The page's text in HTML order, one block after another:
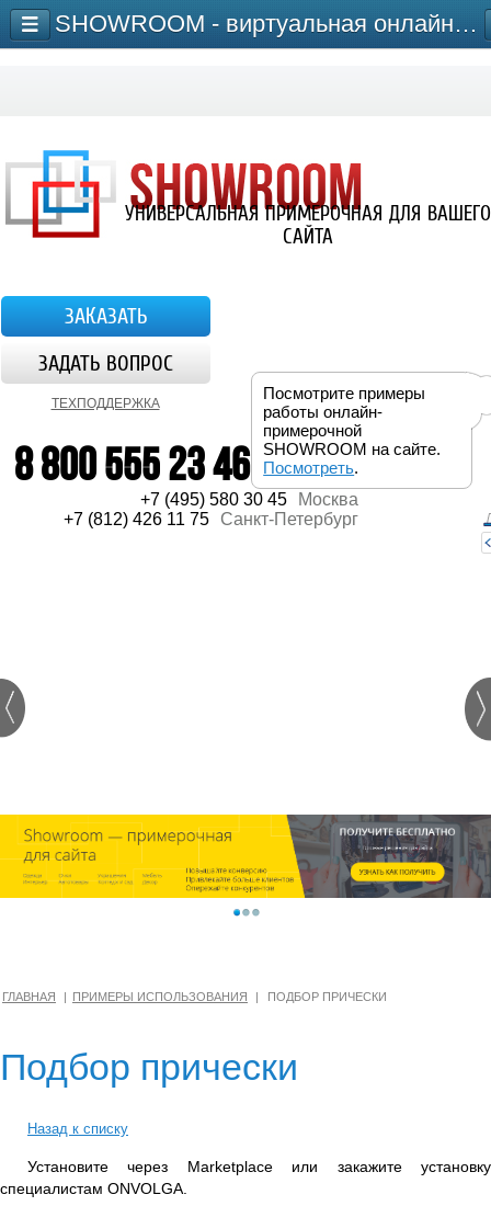
Посмотрите примеры
работы онлайн-
примерочной
SHOWROOM на сайте.
Посмотреть.
УНИВЕРСАЛЬНАЯ ПРИМЕРОЧНАЯ ДЛЯ ВАШЕГО
САЙТА
ЗАКАЗАТЬ
ЗАДАТЬ ВОПРОС
ТЕХПОДДЕРЖКА
8 800 555 23 46
+7 (495) 580 30 45
Москва
+7 (812) 426 11 75
Санкт-Петербург
ГЛАВНАЯ ПРИМЕРЫ ИСПОЛЬЗОВАНИЯ ПОДБОР ПРИЧЕСКИ
Подбор прически
Назад к списку
Установите через Marketplace или закажите установку
специалистам ONVOLGA.
SHOWROOM - виртуальная онлайн-примерочная для сайта